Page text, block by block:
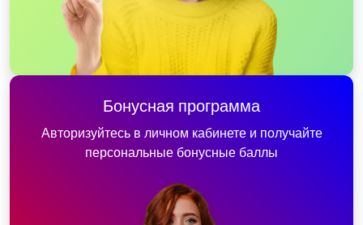
Бонусная программа
Авторизуйтесь в личном кабинете и получайте
персональные бонусные баллы